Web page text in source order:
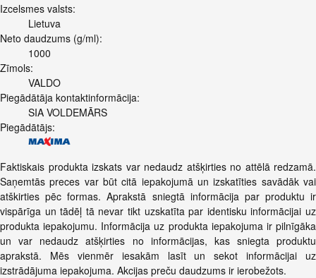
Izcelsmes valsts:
Lietuva
Neto daudzums (g/ml):
1000
Zīmols:
VALDO
Piegādātāja kontaktinformācija:
SIA VOLDEMĀRS
Piegādātājs:
Faktiskais produkta izskats var nedaudz atšķirties no attēlā redzamā.
Saņemtās preces var būt citā iepakojumā un izskatīties savādāk vai
atškirties pēc formas. Aprakstā sniegtā informācija par produktu ir
vispārīga un tādēļ tā nevar tikt uzskatīta par identisku informācijai uz
produkta iepakojumu. Informācija uz produkta iepakojuma ir pilnīgāka
un var nedaudz atšķirties no informācijas, kas sniegta produktu
aprakstā. Mēs vienmēr iesakām lasīt un sekot informācijai uz
izstrādājuma iepakojuma. Akcijas preču daudzums ir ierobežots.